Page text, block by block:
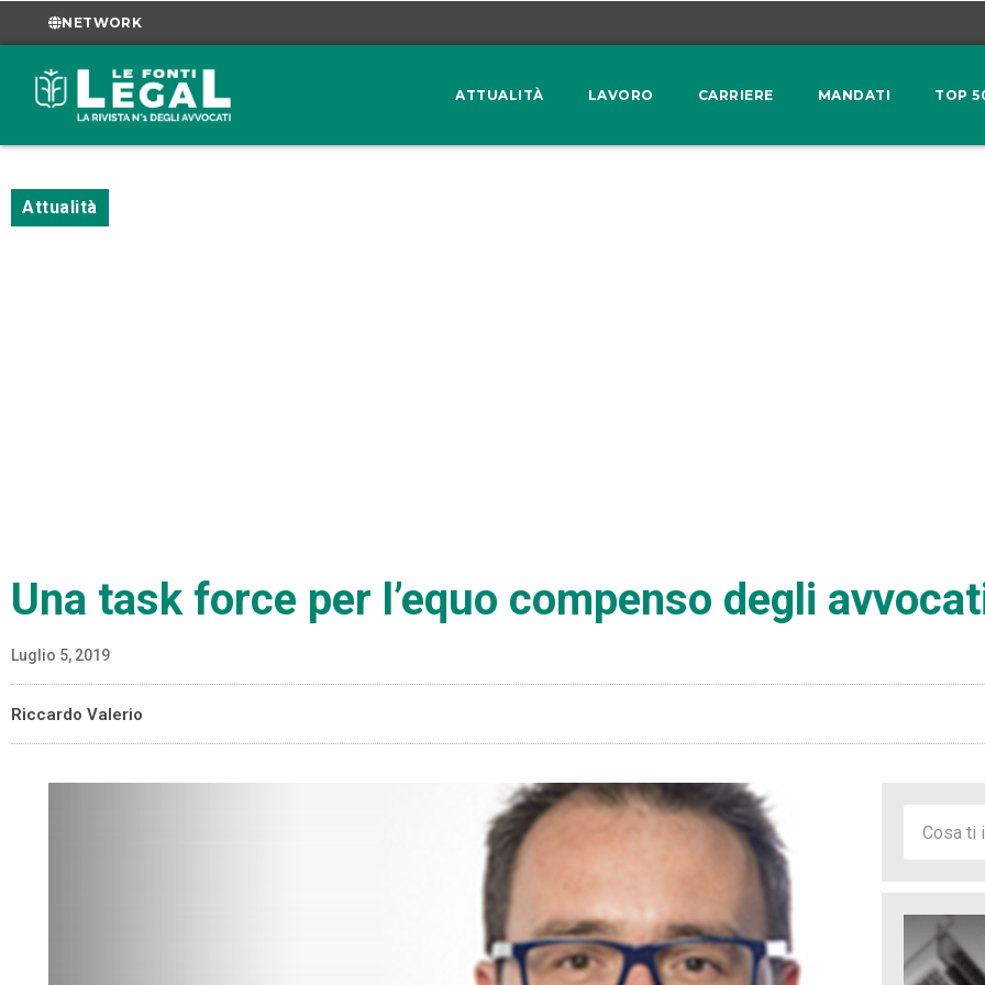
NETWORK
ATTUALITÀ LAVORO CARRIERE MANDATI TOP
Attualità
Una task force per l’equo compenso degli
Luglio 5, 2019
Riccardo Valerio